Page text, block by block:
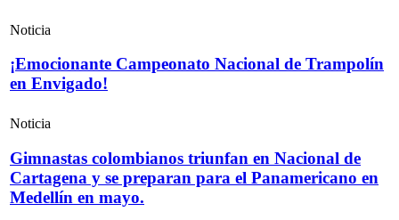
Noticia
¡Emocionante Campeonato Nacional de Trampolín
en Envigado!
Noticia
Gimnastas colombianos triunfan en Nacional de
Cartagena y se preparan para el Panamericano en
Medellín en mayo.